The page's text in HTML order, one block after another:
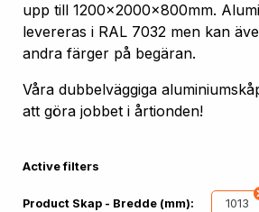
upp till 1200x2000x800mm.
levereras i RAL 7032 men kan
andra färger på begäran.
Våra dubbelväggiga
att göra jobbet i årtionden!
Active filters
Product Skap - Bredde (mm): 1013